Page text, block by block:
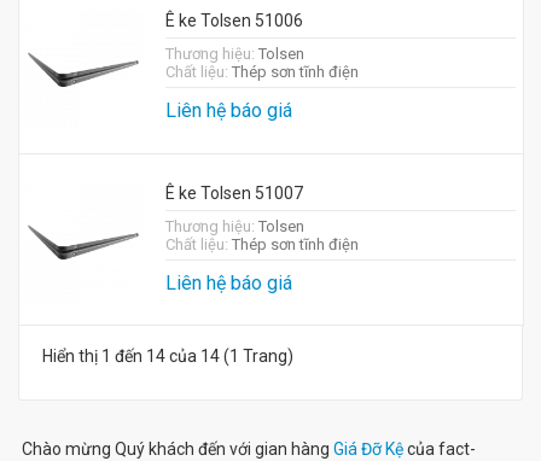
Ê ke Tolsen 51006
Thương hiệu: Tolsen
Chất liệu: Thép sơn tĩnh điện
Liên hệ báo giá
Ê ke Tolsen 51007
Thương hiệu: Tolsen
Chất liệu: Thép sơn tĩnh điện
Liên hệ báo giá
Hiển thị 1 đến 14 của 14 (1 Trang)
Chào mừng Quý khách đến với gian hàng Giá Đỡ Kệcủa fact-